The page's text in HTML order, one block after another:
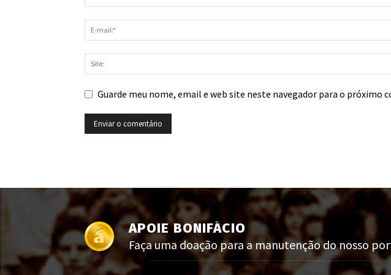
Guarde meu nome, email e web site neste navegador para o próximo
APOIE BONIFÁCIO
Faça uma doação para a manutenção do nosso